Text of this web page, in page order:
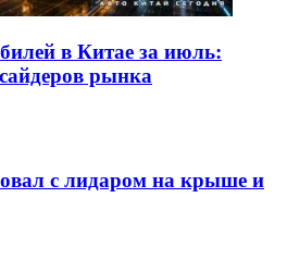
в Китае за июль:
рынка
с лидаром на крыше и